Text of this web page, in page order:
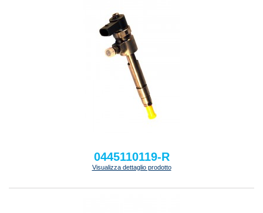
0445110119-R
Visualizza dettaglio prodotto